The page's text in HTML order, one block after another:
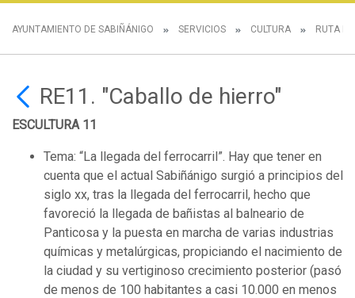
AYUNTAMIENTO DE SABIÑÁNIGO SERVICIOS CULTURA RUTA
RE11. "Caballo de hierro"
ESCULTURA 11
Tema: “La llegada del ferrocarril”. Hay que tener en
cuenta que el actual Sabiñánigo surgió a principios del
siglo xx, tras la llegada del ferrocarril, hecho que
favoreció la llegada de bañistas al balneario de
Panticosa y la puesta en marcha de varias industrias
químicas y metalúrgicas, propiciando el nacimiento de
la ciudad y su vertiginoso crecimiento posterior (pasó
de menos de 100 habitantes a casi 10.000 en menos